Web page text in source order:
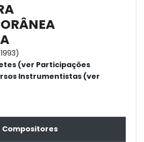
(ver Participações
Instrumentistas (ver
Compositores